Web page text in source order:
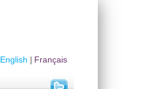
Français
English